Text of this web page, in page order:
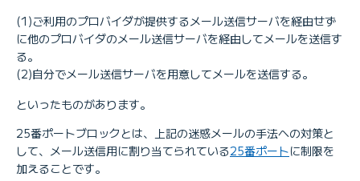
(1)ご利用のプロバイダが提供するメール送信サーバを経由せず
に他のプロバイダのメール送信サーバを経由してメールを送信す
る。
(2)自分でメール送信サーバを用意してメールを送信する。
といったものがあります。
25番ポートブロックとは、上記の迷惑メールの手法への対策と
して、メール送信用に割り当てられている25番ポートに制限を
加えることです。